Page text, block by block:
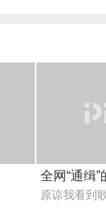
全网“通缉
原谅我看到